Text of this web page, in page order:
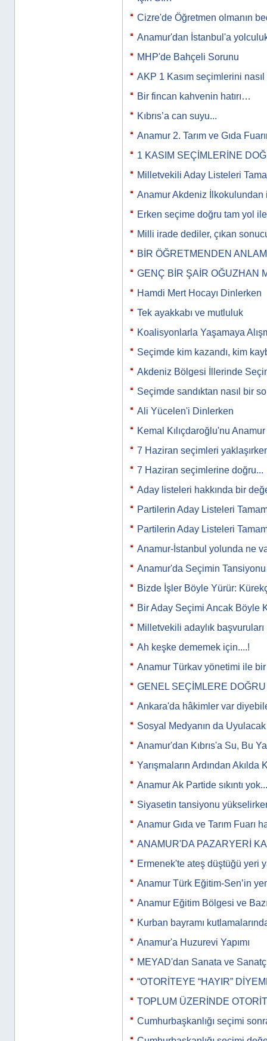
Cizre'de Öğretmen olmanın
Anamur'dan İstanbul'a
MHP'de Bahçeli Sorunu
AKP 1 Kasım seçimlerini nasıl
Bir fincan kahvenin hatırı…
Kıbrıs’a can suyu...
Anamur 2. Tarım ve Gıda
1 KASIM SEÇİMLERİNE
Milletvekili Aday Listeleri
Anamur Akdeniz İlkokulundan
Erken seçime doğru tam yol
Milli irade dediler, çıkan
BİR ÖĞRETMENDEN
GENÇ BİR ŞAİR OĞUZHAN
Hamdi Mert Hocayı Dinlerken
Tek ayakkabı ve mutluluk
Koalisyonlarla Yaşamaya
Seçimde kim kazandı, kim
Akdeniz Bölgesi İllerinde
Seçimde sandıktan nasıl bir
Ali Yücelen'i Dinlerken
Kemal Kılıçdaroğlu'nu
7 Haziran seçimleri
7 Haziran seçimlerine doğru...
Aday listeleri hakkında bir
Partilerin Aday Listeleri
Partilerin Aday Listeleri
Anamur-İstanbul yolunda ne
Anamur'da Seçimin
Bizde İşler Böyle Yürür:
Bir Aday Seçimi Ancak Böyle
Milletvekili adaylık başvuruları
Ah keşke dememek için....!
Anamur Türkav yönetimi ile
GENEL SEÇİMLERE DOĞRU
Ankara'da hâkimler var
Sosyal Medyanın da
Anamur'dan Kıbrıs'a Su, Bu
Yarışmaların Ardından Akılda
Anamur Ak Partide sıkıntı
Siyasetin tansiyonu
Anamur Gıda ve Tarım Fuarı
ANAMUR'DA PAZARYERİ
Ermenek'te ateş düştüğü yeri
Anamur Türk Eğitim-Sen’in
Anamur Eğitim Bölgesi ve
Kurban bayramı
Anamur'a Huzurevi Yapımı
MEYAD'dan Sanata ve
“OTORİTEYE “HAYIR”
TOPLUM ÜZERİNDE
Cumhurbaşkanlığı seçimi